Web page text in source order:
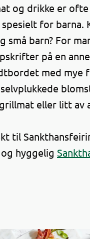
og drikke er ofte
for barna.
små barn? For
på en
med mye
eller litt av
til
og hyggelig